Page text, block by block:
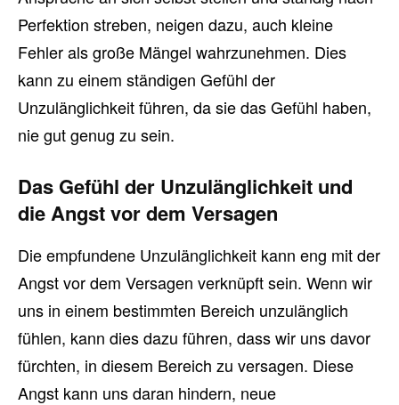
Perfektion streben, neigen dazu, auch kleine
Fehler als große Mängel wahrzunehmen. Dies
kann zu einem ständigen Gefühl der
Unzulänglichkeit führen, da sie das Gefühl haben,
nie gut genug zu sein.
Das Gefühl der Unzulänglichkeit und
die Angst vor dem Versagen
Die empfundene Unzulänglichkeit kann eng mit der
Angst vor dem Versagen verknüpft sein. Wenn wir
uns in einem bestimmten Bereich unzulänglich
fühlen, kann dies dazu führen, dass wir uns davor
fürchten, in diesem Bereich zu versagen. Diese
Angst kann uns daran hindern, neue